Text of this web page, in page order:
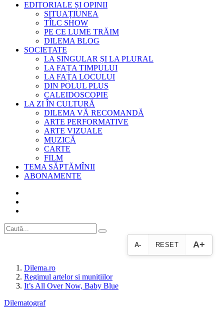
EDITORIALE ȘI OPINII
SITUAȚIUNEA
TÎLC SHOW
PE CE LUME TRĂIM
DILEMA BLOG
SOCIETATE
LA SINGULAR ȘI LA PLURAL
LA FAȚA TIMPULUI
LA FAȚA LOCULUI
DIN POLUL PLUS
CALEIDOSCOPIE
LA ZI ÎN CULTURĂ
DILEMA VĂ RECOMANDĂ
ARTE PERFORMATIVE
ARTE VIZUALE
MUZICĂ
CARTE
FILM
TEMA SĂPTĂMÎNII
ABONAMENTE
A- RESET A+
Dilema.ro
Regimul artelor si munitiilor
It’s All Over Now, Baby Blue
Dilematograf